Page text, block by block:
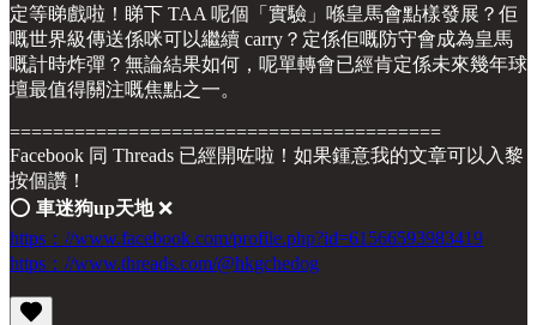
定等睇戲啦！睇下 TAA 呢個「實驗」喺皇馬會點樣發展？佢
嘅世界級傳送係咪可以繼續 carry？定係佢嘅防守會成為皇馬
嘅計時炸彈？無論結果如何，呢單轉會已經肯定係未來幾年球
壇最值得關注嘅焦點之一。
========================================
Facebook 同 Threads 已經開咗啦！如果鍾意我的文章可以入黎
按個讚！
⭕️ 車迷狗up天地❌
https：//www.facebook.com/profile.php?id=61566593983419
https：//www.threads.com/@hkgchedog